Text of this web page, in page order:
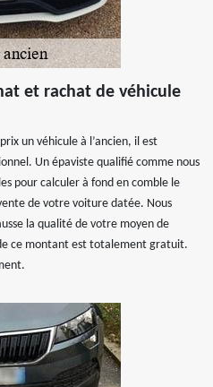
et rachat de véhicule
un véhicule à l’ancien, il est
Un épaviste qualifié comme nous
pour calculer à fond en comble le
de votre voiture datée. Nous
la qualité de votre moyen de
ce montant est totalement gratuit.